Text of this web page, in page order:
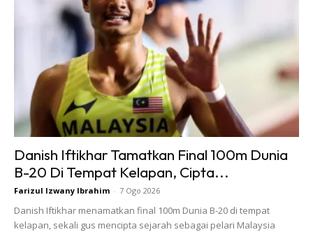
Sistem ini dengan jitunya menyalurkan kuasa enjin kepada
keempat-empat roda, membekalkan kualiti prestasi M
kepada pemandu, di samping jangka pecutan yang lebih
cepat dan cengkaman yang ditambah baik di atas
permukaan basah bagi pemanduan harian.
Danish Iftikhar Tamatkan Final 100m Dunia
B-20 Di Tempat Kelapan, Cipta...
Farizul Izwany Ibrahim - 7 Ogo 2026
Danish Iftikhar menamatkan final 100m Dunia B-20 di tempat
kelapan, sekali gus mencipta sejarah sebagai pelari Malaysia